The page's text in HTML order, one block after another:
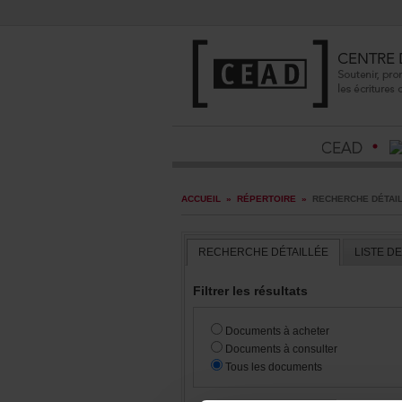
ACCUEIL » RÉPERTOIRE »
RECHERCHEDÉTAILLÉE
Filtrerlesrésultats
Documentsàacheter
Documentsàconsulter
Touslesdocuments